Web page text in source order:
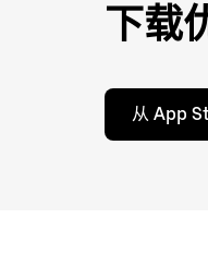
下载
从 App